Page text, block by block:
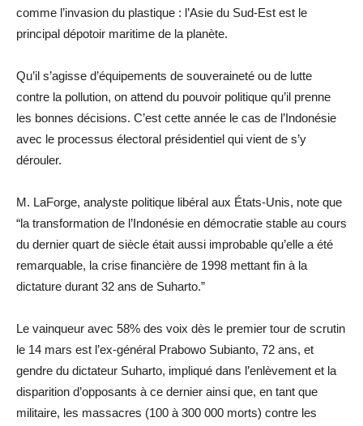
comme l’invasion du plastique : l’Asie du Sud-Est est le
principal dépotoir maritime de la planète.
Qu’il s’agisse d’équipements de souveraineté ou de lutte
contre la pollution, on attend du pouvoir politique qu’il prenne
les bonnes décisions. C’est cette année le cas de l’Indonésie
avec le processus électoral présidentiel qui vient de s’y
dérouler.
M. LaForge, analyste politique libéral aux États-Unis, note que
“la transformation de l’Indonésie en démocratie stable au cours
du dernier quart de siècle était aussi improbable qu’elle a été
remarquable, la crise financière de 1998 mettant fin à la
dictature durant 32 ans de Suharto.”
Le vainqueur avec 58% des voix dès le premier tour de scrutin
le 14 mars est l’ex-général Prabowo Subianto, 72 ans, et
gendre du dictateur Suharto, impliqué dans l’enlèvement et la
disparition d’opposants à ce dernier ainsi que, en tant que
militaire, les massacres (100 à 300 000 morts) contre les